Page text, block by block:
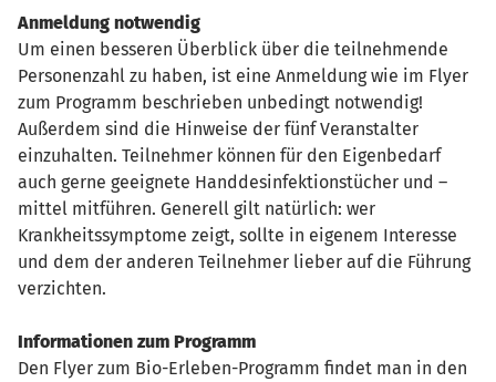
Anmeldung notwendig
Um einen besseren Überblick über die teilnehmende
Personenzahl zu haben, ist eine Anmeldung wie im Flyer
zum Programm beschrieben unbedingt notwendig!
Außerdem sind die Hinweise der fünf Veranstalter
einzuhalten. Teilnehmer können für den Eigenbedarf
auch gerne geeignete Handdesinfektionstücher und –
mittel mitführen. Generell gilt natürlich: wer
Krankheitssymptome zeigt, sollte in eigenem Interesse
und dem der anderen Teilnehmer lieber auf die Führung
verzichten.
Informationen zum Programm
Den Flyer zum Bio-Erleben-Programm findet man in den